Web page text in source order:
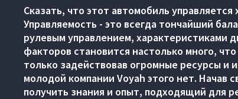
Сказать, что этот автомобиль
Управляемость - это всегда тончайший
рулевым управлением, характеристиками
факторов становится настолько много,
только задействовав огромные ресурсы и
молодой компании Voyah этого нет. Начав
получить знания и опыт, подходящий для